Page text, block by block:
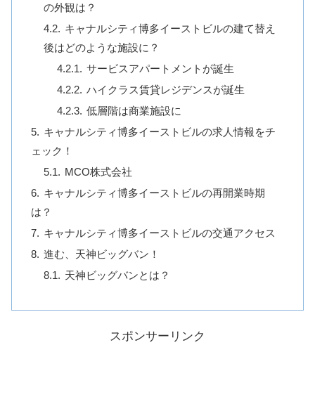
の外観は？
キャナルシティ博多イーストビルの建て替え
後はどのような施設に？
サービスアパートメントが誕生
ハイクラス賃貸レジデンスが誕生
低層階は商業施設に
キャナルシティ博多イーストビルの求人情報をチ
ェック！
MCO株式会社
キャナルシティ博多イーストビルの再開業時期
は？
キャナルシティ博多イーストビルの交通アクセス
進む、天神ビッグバン！
天神ビッグバンとは？
スポンサーリンク